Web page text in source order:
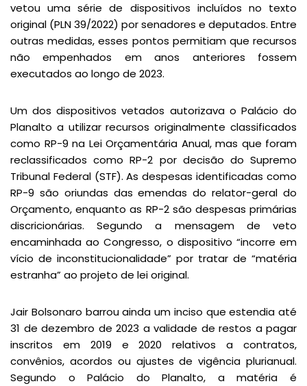
vetou uma série de dispositivos incluídos no texto
original (PLN 39/2022) por senadores e deputados. Entre
outras medidas, esses pontos permitiam que recursos
não empenhados em anos anteriores fossem
executados ao longo de 2023.
Um dos dispositivos vetados autorizava o Palácio do
Planalto a utilizar recursos originalmente classificados
como RP-9 na Lei Orçamentária Anual, mas que foram
reclassificados como RP-2 por decisão do Supremo
Tribunal Federal (STF). As despesas identificadas como
RP-9 são oriundas das emendas do relator-geral do
Orçamento, enquanto as RP-2 são despesas primárias
discricionárias. Segundo a mensagem de veto
encaminhada ao Congresso, o dispositivo “incorre em
vício de inconstitucionalidade” por tratar de “matéria
estranha” ao projeto de lei original.
Jair Bolsonaro barrou ainda um inciso que estendia até
31 de dezembro de 2023 a validade de restos a pagar
inscritos em 2019 e 2020 relativos a contratos,
convênios, acordos ou ajustes de vigência plurianual.
Segundo o Palácio do Planalto, a matéria é